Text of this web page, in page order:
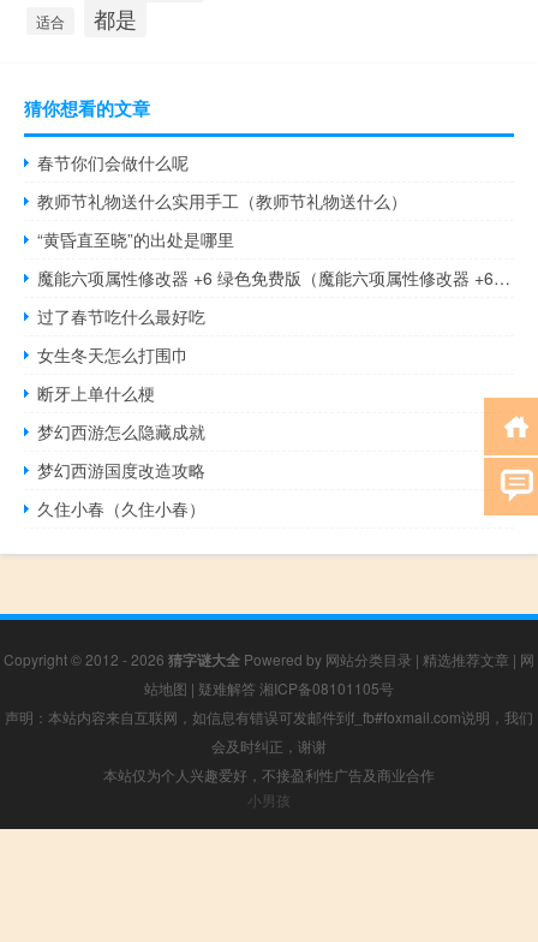
适合 都是
猜你想看的文章
春节你们会做什么呢
教师节礼物送什么实用手工（教师节礼物送什么）
“黄昏直至晓”的出处是哪里
魔能六项属性修改器 +6 绿色免费版（魔能六项属性修改器 +6 绿色免费版功能简介）
过了春节吃什么最好吃
女生冬天怎么打围巾
断牙上单什么梗
梦幻西游怎么隐藏成就
梦幻西游国度改造攻略
久住小春（久住小春）
Copyright © 2012 - 2026 猜字谜大全 Powered by 网站分类目录 | 精选推荐文章 | 网
站地图 | 疑难解答 湘ICP备08101105号
声明：本站内容来自互联网，如信息有错误可发邮件到f_fb#foxmail.com说明，我们
会及时纠正，谢谢
本站仅为个人兴趣爱好，不接盈利性广告及商业合作
小男孩